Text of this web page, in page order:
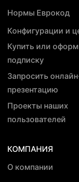
Нормы Еврокод
Конфигурации и
Купить или
подписку
Запросить
презентацию
Проекты наших
пользователей
КОМПАНИЯ
О компании